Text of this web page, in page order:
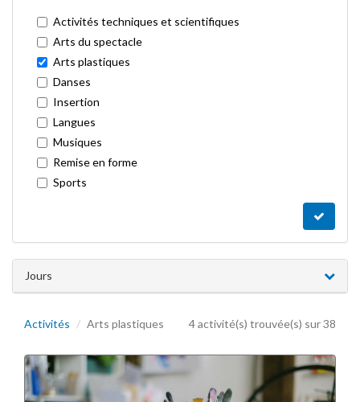
Activités techniques et scientifiques
Arts du spectacle
Arts plastiques
Danses
Insertion
Langues
Musiques
Remise en forme
Sports
Jours
Activités Arts plastiques 4 activité(s) trouvée(s) sur 38